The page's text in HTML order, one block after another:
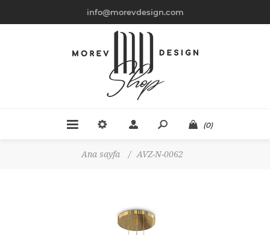
info@morevdesign.com
(0)
Ana sayfa / AVZ-N-0062